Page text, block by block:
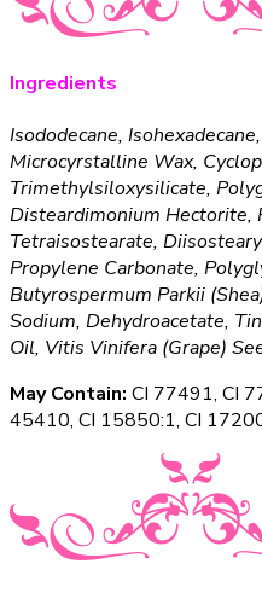
Ingredients
Isododecane,
Microcyrstalline Wax,
Trimethylsiloxysilicate,
Disteardimonium Hectorite,
Tetraisostearate,
Propylene Carbonate,
Butyrospermum Parkii
Sodium, Dehydroacetate,
Oil, Vitis Vinifera (Grape)
May Contain: CI 77491, CI
45410, CI 15850:1, CI